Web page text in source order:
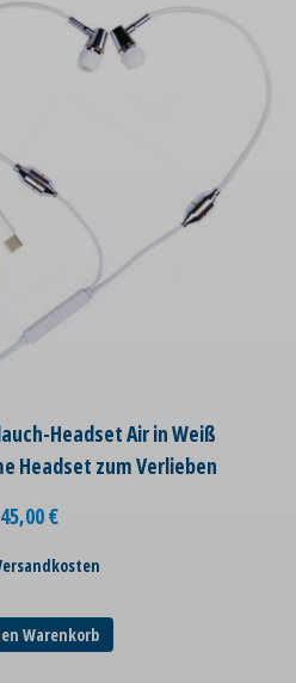
Headset Air in Weiß
Headset zum Verlieben
45,00€
Warenkorb